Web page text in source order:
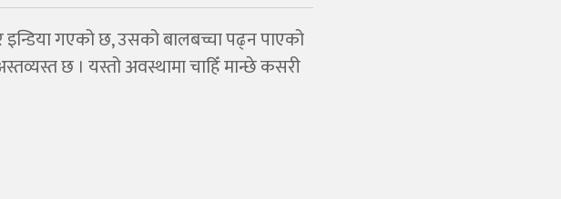
इन्डिया गएको छ, उसको बालबच्चा पढ्न पाएको
छ । यस्तो अवस्थामा चाहिँ मान्छे कसरी